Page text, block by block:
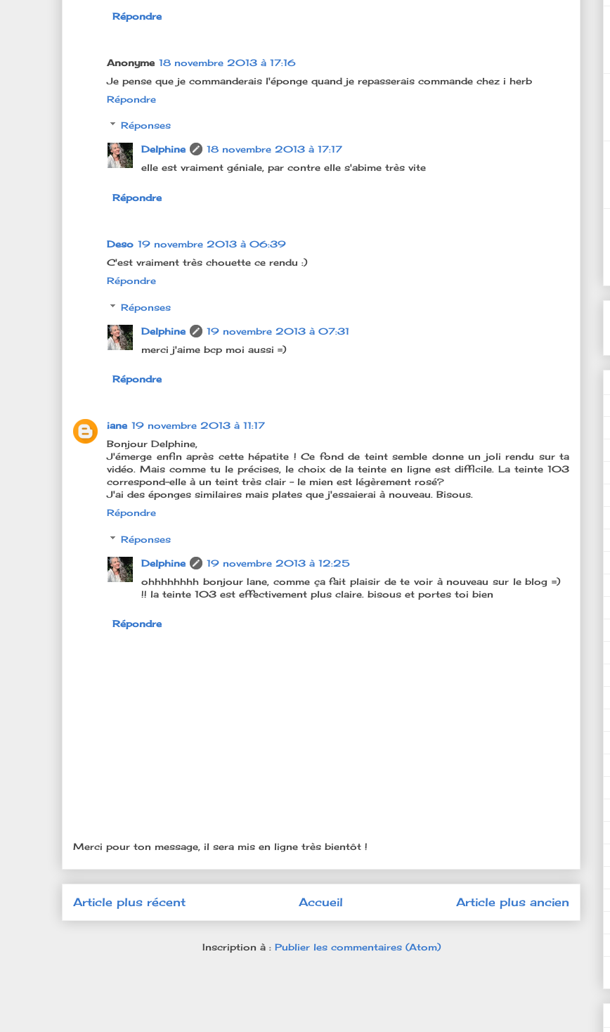
Répondre
Anonyme 18 novembre 2013 à 17:16
Je pense que je commanderais l'éponge quand je repasserais commande chez i herb
Répondre
Réponses
Delphine
18 novembre 2013 à 17:17
elle est vraiment géniale, par contre elle s'abime très vite
Répondre
Deso 19 novembre 2013 à 06:39
C'est vraiment très chouette ce rendu :)
Répondre
Réponses
Delphine
19 novembre 2013 à 07:31
merci j'aime bcp moi aussi =)
Répondre
iane 19 novembre 2013 à 11:17
Bonjour Delphine,
J'émerge enfin après cette hépatite ! Ce fond de teint semble donne un joli rendu sur ta
vidéo. Mais comme tu le précises, le choix de la teinte en ligne est difficile. La teinte 103
correspond-elle à un teint très clair - le mien est légèrement rosé?
J'ai des éponges similaires mais plates que j'essaierai à nouveau. Bisous.
Répondre
Réponses
Delphine
19 novembre 2013 à 12:25
ohhhhhhhh bonjour Iane, comme ça fait plaisir de te voir à nouveau sur le blog =)
!! la teinte 103 est effectivement plus claire. bisous et portes toi bien
Répondre
Merci pour ton message, il sera mis en ligne très bientôt !
Article plus récent Article plus ancien
Accueil
Inscription à : Publier les commentaires (Atom)